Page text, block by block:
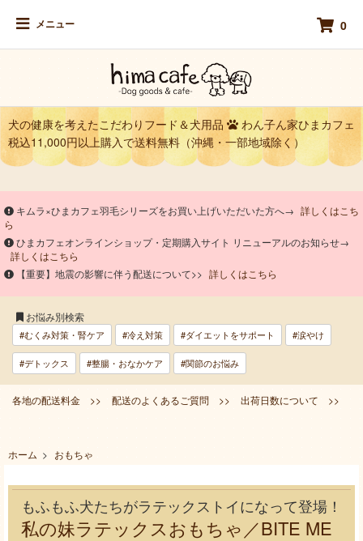
メニュー 0
犬の健康を考えたこだわりフード＆犬用品
わん子ん家ひまカフェ
税込11,000円以上購入で送料無料（沖縄・一部地域除く）
キムラ×ひまカフェ羽毛シリーズをお買い上げいただいた方へ→ 詳しくはこち
ら
ひまカフェオンラインショップ・定期購入サイト リニューアルのお知らせ→
詳しくはこちら
【重要】地震の影響に伴う配送について>> 詳しくはこちら
お悩み別検索
#むくみ対策・腎ケア #冷え対策 #ダイエットをサポート #涙やけ
#デトックス #整腸・おなかケア #関節のお悩み
各地の配送料金 >> 配送のよくあるご質問 >> 出荷日数について >>
ホーム > おもちゃ
もふもふ犬たちがラテックストイになって登場！
私の妹ラテックスおもちゃ／BITE ME